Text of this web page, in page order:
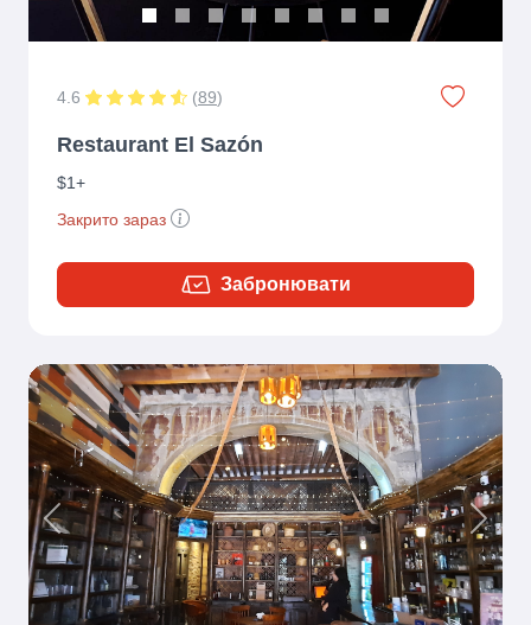
4.6 (89)
Restaurant El Sazón
$1+
Закрито зараз
Забронювати
Previous Next